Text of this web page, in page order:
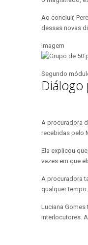
Ao concluir,
dessas novas
Imagem
Segundo
Diálogo
A procuradora
recebidas pelo
Ela explicou
vezes em que
A procuradora
qualquer
Luciana
interlocutores.